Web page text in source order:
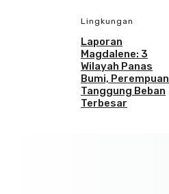
Lingkungan
Laporan
Magdalene: 3
Wilayah Panas
Bumi, Perempuan
Tanggung Beban
Terbesar